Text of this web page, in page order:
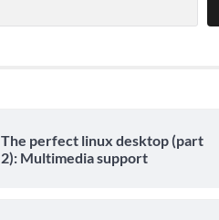
The perfect linux desktop (part
2): Multimedia support